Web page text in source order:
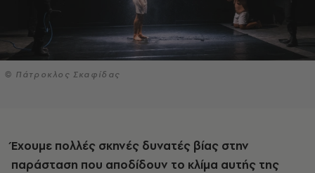
© Πάτροκλος Σκαφίδας
Έχουμε πολλές σκηνές δυνατές βίας στην
παράσταση που αποδίδουν το κλίμα αυτής της